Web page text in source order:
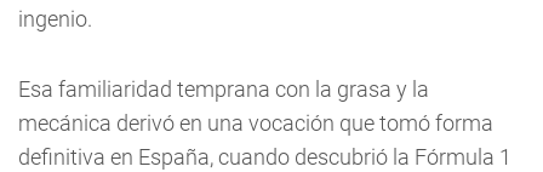
ingenio.
Esa familiaridad temprana con la grasa y la
mecánica derivó en una vocación que tomó forma
definitiva en España, cuando descubrió la Fórmula 1